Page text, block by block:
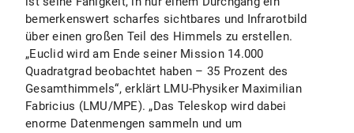
bemerkenswert scharfes sichtbares und Infrarotbild
über einen großen Teil des Himmels zu erstellen.
„Euclid wird am Ende seiner Mission 14.000
Quadratgrad beobachtet haben – 35 Prozent des
Gesamthimmels“, erklärt LMU-Physiker Maximilian
Fabricius (LMU/MPE). „Das Teleskop wird dabei
enorme Datenmengen sammeln und um